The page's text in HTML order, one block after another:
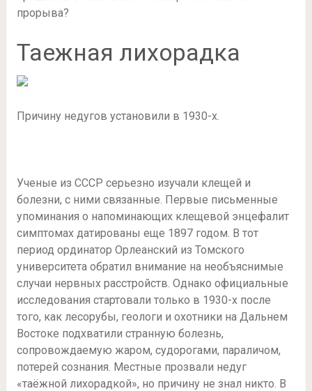
прорыва?
Таежная лихорадка
Причину недугов установили в 1930-х.
Ученые из СССР серьезно изучали клещей и
болезни, с ними связанные. Первые письменные
упоминания о напоминающих клещевой энцефалит
симптомах датированы еще 1897 годом. В тот
период ординатор Орлеанский из Томского
университета обратил внимание на необъяснимые
случаи нервных расстройств. Однако официальные
исследования стартовали только в 1930-х после
того, как лесорубы, геологи и охотники на Дальнем
Востоке подхватили странную болезнь,
сопровождаемую жаром, судорогами, параличом,
потерей сознания. Местные прозвали недуг
«таёжной лихорадкой», но причину не знал никто. В